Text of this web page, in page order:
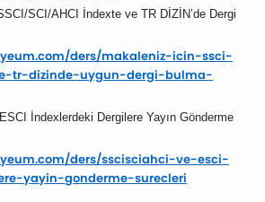
SCI/AHCI İndexte ve TR DİZİN’de Dergi
ders/makaleniz-icin-ssci-
tr-dizinde-uygun-dergi-bulma-
İndexlerdeki Dergilere Yayın Gönderme
ders/sscisciahci-ve-esci-
yayin-gonderme-surecleri